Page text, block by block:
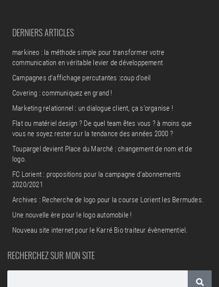
DERNIERS ARTICLES
markineo : la méthode simple pour transformer votre
communication en véritable levier de développement
Campagnes d’affichage percutantes :coup d’oeil
Covering : communiquez en grand !
Marketing relationnel : un dialogue client, ça s’organise !
Flat ou matériel design ? De quel team êtes vous ? à moins que
vous ne soyez rester sur la tendance des années 2000 ?
Toupargel devient Place du Marché : changement de nom et de
logo.
FC Lorient : propositions pour la campagne d’abonnements
2020/2021
Archives : Recherche de logo pour la course Lorient les Bermudes.
Une nouvelle ère pour le logo automobile !
Nouveau site internet pour le Karré Bio traiteur évènementiel.
RECHERCHEZ SUR MON SITE